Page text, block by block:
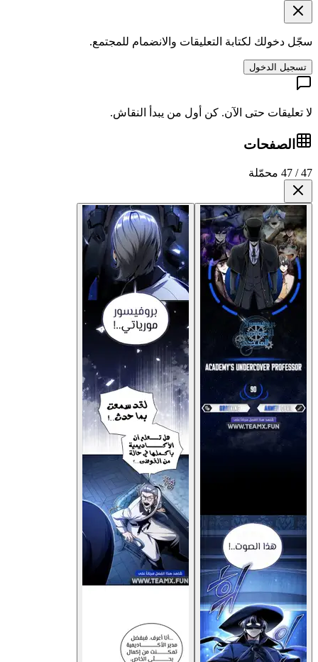
سجّل دخولك لكتابة التعليقات والانضمام للمجتمع.
تسجيل الدخول
لا تعليقات حتى الآن. كن أول من يبدأ النقاش.
الصفحات
47 / 47 محمّلة